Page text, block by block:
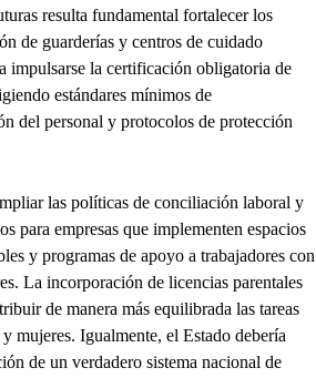
resulta fundamental fortalecer los
de guarderías y centros de cuidado
impulsarse la certificación obligatoria de
estándares mínimos de
del personal y protocolos de protección
las políticas de conciliación laboral y
para empresas que implementen espacios
y programas de apoyo a trabajadores con
La incorporación de licencias parentales
de manera más equilibrada las tareas
mujeres. Igualmente, el Estado debería
de un verdadero sistema nacional de